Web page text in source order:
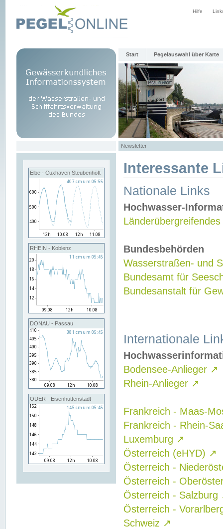
Hilfe
Start Pegelauswahl über Karte
Newsletter
Elbe - Cuxhaven Steubenhöft
RHEIN - Koblenz
DONAU - Passau
ODER - Eisenhüttenstadt
Interessante
Nationale Links
Hochwasser-
Bundesbehörden
Wasserstraßen- und
Bundesamt für
Bundesanstalt für
Internationale
Bodensee-Anlieger ↗
Rhein-Anlieger ↗
Frankreich - Maas-
Frankreich - Rhein-
Luxemburg ↗
Österreich (eHYD) ↗
Österreich -
Österreich -
Österreich - Salzburg
Österreich -
Schweiz ↗